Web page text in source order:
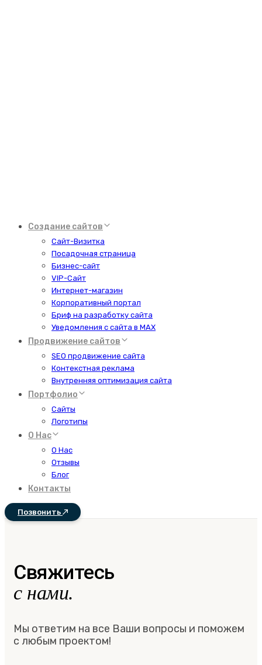
Создание сайтов
Сайт-Визитка
Посадочная страница
Бизнес-сайт
VIP-Сайт
Интернет-магазин
Корпоративный портал
Бриф на разработку сайта
Уведомления с сайта в MAX
Продвижение сайтов
SEO продвижение сайта
Контекстная реклама
Внутренняя оптимизация сайта
Портфолио
Сайты
Логотипы
О Нас
О Нас
Отзывы
Блог
Контакты
Позвонить
Свяжитесь
с нами.
Мы ответим на все Ваши вопросы и поможем
с любым проектом!